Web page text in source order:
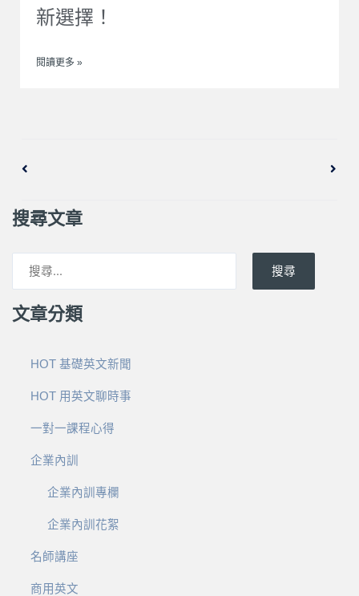
新選擇！
閱讀更多 »
搜尋文章
搜尋
文章分類
HOT 基礎英文新聞
HOT 用英文聊時事
一對一課程心得
企業內訓
企業內訓專欄
企業內訓花絮
名師講座
商用英文